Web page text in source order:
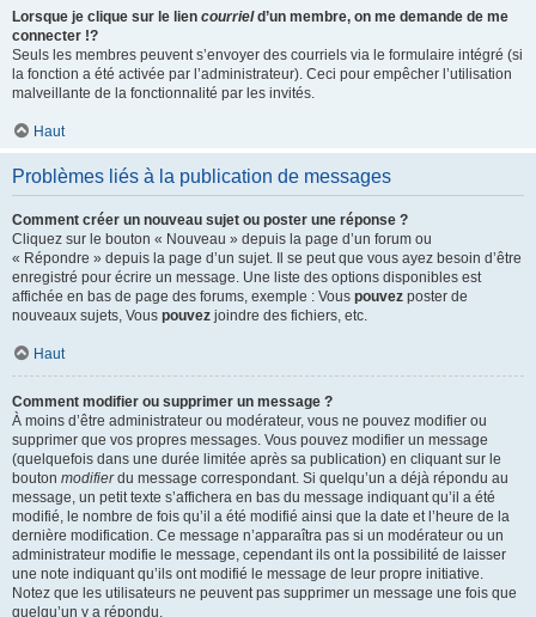
Lorsque je clique sur le lien courrield’un membre, on me demande de me
connecter !?
Seuls les membres peuvent s’envoyer des courriels via le formulaire intégré (si
la fonction a été activée par l’administrateur). Ceci pour empêcher l’utilisation
malveillante de la fonctionnalité par les invités.
Haut
Problèmes liés à la publication de messages
Comment créer un nouveau sujet ou poster une réponse ?
Cliquez sur le bouton « Nouveau » depuis la page d’un forum ou
« Répondre » depuis la page d’un sujet. Il se peut que vous ayez besoin d’être
enregistré pour écrire un message. Une liste des options disponibles est
affichée en bas de page des forums, exemple : Vous pouvez poster de
nouveaux sujets, Vous pouvez joindre des fichiers, etc.
Haut
Comment modifier ou supprimer un message ?
À moins d’être administrateur ou modérateur, vous ne pouvez modifier ou
supprimer que vos propres messages. Vous pouvez modifier un message
(quelquefois dans une durée limitée après sa publication) en cliquant sur le
bouton modifierdu message correspondant. Si quelqu’un a déjà répondu au
message, un petit texte s’affichera en bas du message indiquant qu’il a été
modifié, le nombre de fois qu’il a été modifié ainsi que la date et l’heure de la
dernière modification. Ce message n’apparaîtra pas si un modérateur ou un
administrateur modifie le message, cependant ils ont la possibilité de laisser
une note indiquant qu’ils ont modifié le message de leur propre initiative.
Notez que les utilisateurs ne peuvent pas supprimer un message une fois que
quelqu’un y a répondu.